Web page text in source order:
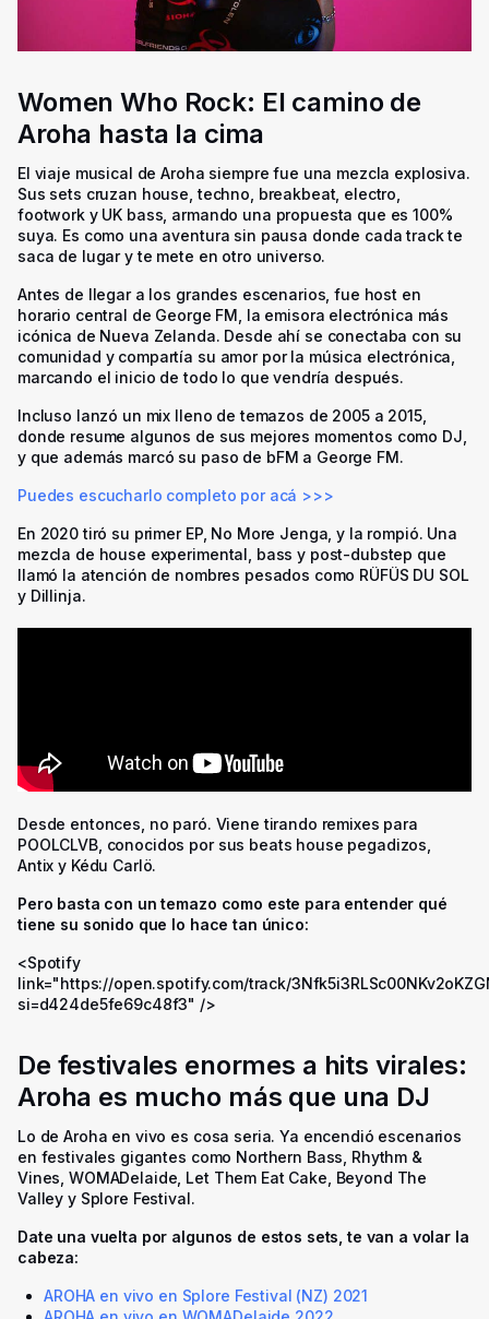
Women Who Rock: El camino de
Aroha hasta la cima
El viaje musical de Aroha siempre fue una mezcla explosiva.
Sus sets cruzan house, techno, breakbeat, electro,
footwork y UK bass, armando una propuesta que es 100%
suya. Es como una aventura sin pausa donde cada track te
saca de lugar y te mete en otro universo.
Antes de llegar a los grandes escenarios, fue host en
horario central de George FM, la emisora electrónica más
icónica de Nueva Zelanda. Desde ahí se conectaba con su
comunidad y compartía su amor por la música electrónica,
marcando el inicio de todo lo que vendría después.
Incluso lanzó un mix lleno de temazos de 2005 a 2015,
donde resume algunos de sus mejores momentos como DJ,
y que además marcó su paso de bFM a George FM.
Puedes escucharlo completo por acá >>>
En 2020 tiró su primer EP, No More Jenga , y la rompió. Una
mezcla de house experimental, bass y post-dubstep que
llamó la atención de nombres pesados como RÜFÜS DU SOL
y Dillinja.
Desde entonces, no paró. Viene tirando remixes para
POOLCLVB, conocidos por sus beats house pegadizos,
Antix y Kédu Carlö.
Pero basta con un temazo como este para entender qué
tiene su sonido que lo hace tan único:
<Spotify
link="https://open.spotify.com/track/
si=d424de5fe69c48f3" />
De festivales enormes a hits virales:
Aroha es mucho más que una DJ
Lo de Aroha en vivo es cosa seria. Ya encendió escenarios
en festivales gigantes como Northern Bass, Rhythm &
Vines, WOMADelaide, Let Them Eat Cake, Beyond The
Valley y Splore Festival.
Date una vuelta por algunos de estos sets, te van a volar la
cabeza:
AROHA en vivo en Splore Festival (NZ) 2021